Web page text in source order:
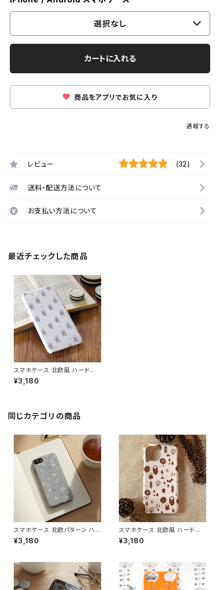
選択なし
カートに入れる
商品をアプリでお気に入り
通報する
レビュー (32)
送料・配送方法について
お支払い方法について
最近チェックした商品
スマホケース 北欧風 ハードケ
ース iPhone17/galaxy/Goog
lepixel/Xperia シンプル 白 木
¥3,180
同じカテゴリの商品
スマホケース 北欧パターン ハ
ードケース iPhone17/galaxy/
Googlepixel/Xperia ニュア
レイ】 hardcase
¥3,180
スマホケース 北欧風 ハードケ
ース iPhone17/galaxy/Goog
lepixel/Xperia 動物 フクロウ
¥3,180